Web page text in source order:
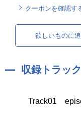
クーポンを確認す
欲しいものに
収録トラック
Track01